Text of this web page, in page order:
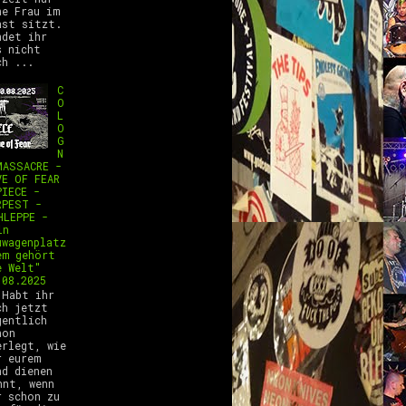
Frau im
sitzt.
ihr
nicht
...
C
O
L
O
G
N
-
OF FEAR
-
-
-
gehört
Welt"
ihr
jetzt
wie
eurem
dienen
wenn
schon zu